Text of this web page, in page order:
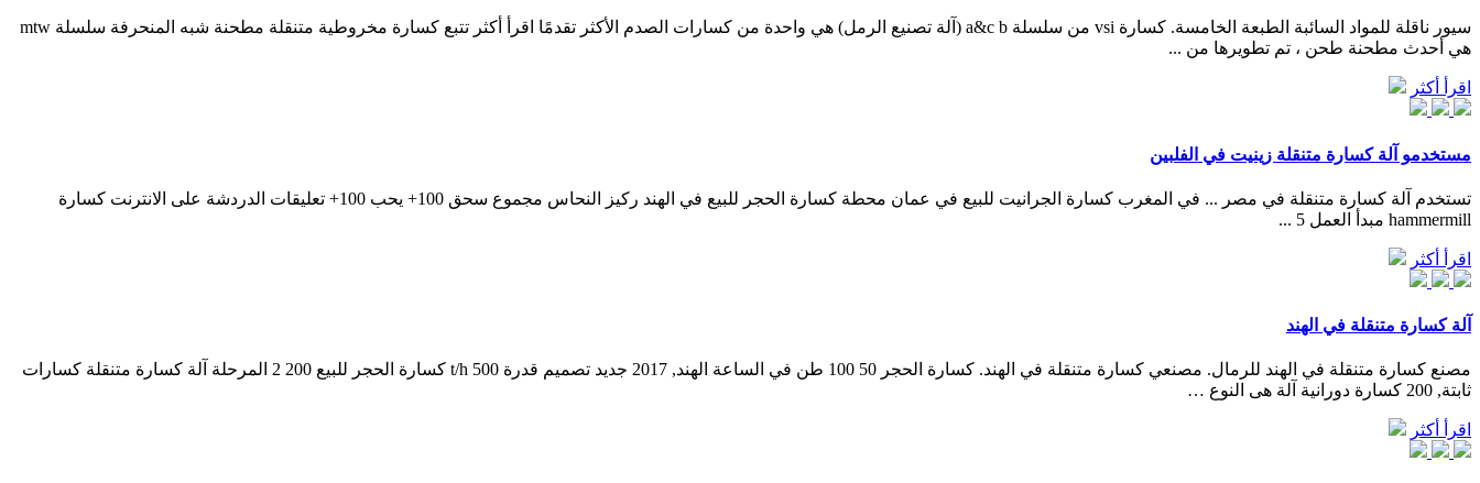
سيور ناقلة للمواد السائبة الطبعة الخامسة. كسارة vsi من سلسلة a&c b (آلة تصنيع الرمل) هي واحدة من كسارات الصدم الأكثر تقدمًا اقرأ أكثر تتبع كسارة مخروطية متنقلة مطحنة شبه المنحرفة سلسلة mtw
هي أحدث مطحنة طحن ، تم تطويرها من ...
اقرأ أكثر
مستخدمو آلة كسارة متنقلة زينيت في الفلبين
تستخدم آلة كسارة متنقلة في مصر ... في المغرب كسارة الجرانيت للبيع في عمان محطة كسارة الحجر للبيع في الهند ركيز النحاس مجموع سحق 100+ يحب 100+ تعليقات الدردشة على الانترنت كسارة
hammermill مبدأ العمل 5 ...
اقرأ أكثر
آلة كسارة متنقلة في الهند
مصنع كسارة متنقلة في الهند للرمال. مصنعي كسارة متنقلة في الهند. كسارة الحجر 50 100 طن في الساعة الهند, 2017 جديد تصميم قدرة 500 t/h كسارة الحجر للبيع 200 2 المرحلة آلة كسارة متنقلة كسارات
ثابتة, 200 كسارة دورانية آلة هى النوع …
اقرأ أكثر